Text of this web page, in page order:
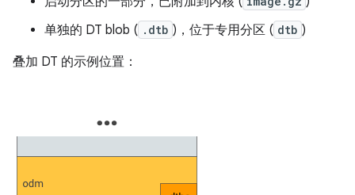
单独的 DT blob ( .dtb )，位于专用分区 ( dtb )
叠加 DT 的示例位置：